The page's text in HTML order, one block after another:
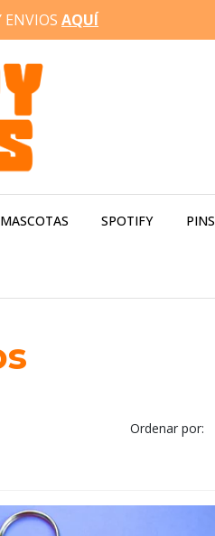
ENVIOS AQUÍ
SPOTIFY PINS
Ordenar por: